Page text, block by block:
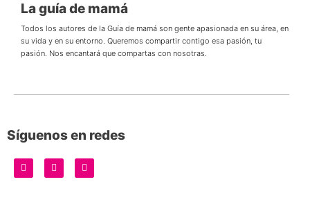
La guía de mamá
Todos los autores de la Guía de mamá son gente apasionada en su área, en
su vida y en su entorno. Queremos compartir contigo esa pasión, tu
pasión. Nos encantará que compartas con nosotras.
Síguenos en redes